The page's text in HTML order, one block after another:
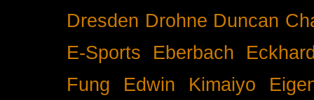
Dresden Drohne Duncan
E-Sports
Eberbach
Fung
Edwin Kimaiyo